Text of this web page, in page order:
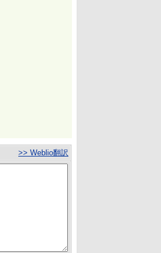
>> Weblio翻訳